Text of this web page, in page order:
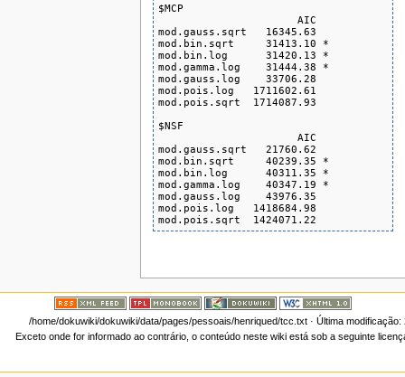
$MCP
                      AIC
mod.gauss.sqrt   16345.63
mod.bin.sqrt     31413.10 *
mod.bin.log      31420.13 *
mod.gamma.log    31444.38 *
mod.gauss.log    33706.28
mod.pois.log   1711602.61
mod.pois.sqrt  1714087.93
$NSF
                      AIC
mod.gauss.sqrt   21760.62
mod.bin.sqrt     40239.35 *
mod.bin.log      40311.35 *
mod.gamma.log    40347.19 *
mod.gauss.log    43976.35
mod.pois.log   1418684.98
mod.pois.sqrt  1424071.22
/home/dokuwiki/dokuwiki/data/pages/pessoais/henriqued/tcc.txt· Última
Exceto onde for informado ao contrário, o conteúdo neste wiki está sob a seguinte